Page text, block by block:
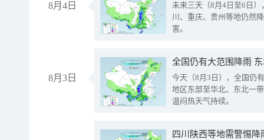
8月4日
未来三天（8月4日至6日
川、重庆、贵州等地仍然
害。
8月3日
全国仍有大范围降雨
今天（8月3日），全国仍
地区东部至华北、东北一
温闷热天气持续。